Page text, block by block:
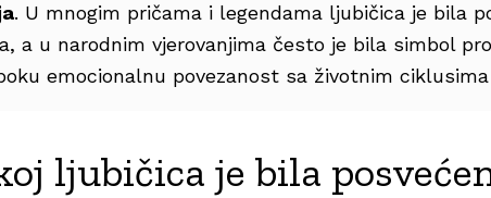
. U mnogim pričama i legendama ljubičica je bila
a u narodnim vjerovanjima često je bila simbol
emocionalnu povezanost sa životnim
ljubičica je bila